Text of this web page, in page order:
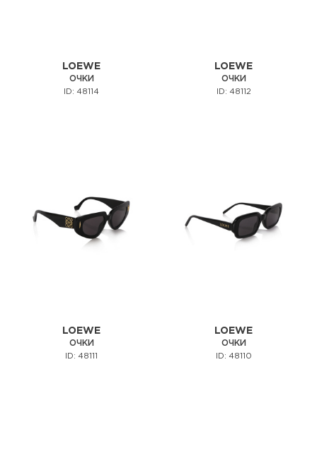
LOEWE
ОЧКИ
ID: 48114
LOEWE
ОЧКИ
ID: 48112
LOEWE
ОЧКИ
ID: 48111
LOEWE
ОЧКИ
ID: 48110